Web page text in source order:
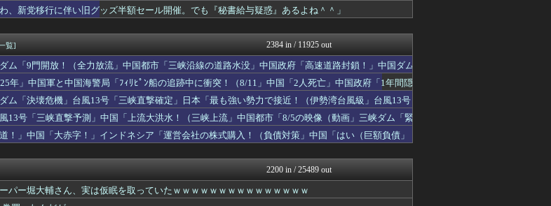
大学に年間５０００万円…出産・子育と両立でき...
常識的に考えた
に「日本売り」危機 高市政権「悲願」に固執
みそパンNEWS
」配達員ぼく「🤔」 まとめたニュース
、新党移行に伴い旧グッズ半額セール開催。でも『秘書給与疑惑』あるよね＾＾」
覧] 2384 in / 11925 out
ム「9門開放！（全力放流」中国都市「三峡沿線の道路水没」中国政府「高速道路封鎖！」中国ダム
門（土砂崩れ発生」→
年」中国軍と中国海警局「ﾌｨﾘﾋﾟﾝ船の追跡中に衝突！（8/11」中国「2人死亡」中国政府「1年間隠
実報道！（2026年」→
ム「決壊危機」台風13号「三峡直撃確定」日本「最も強い勢力で接近！（伊勢湾台風級」台風13号
かり合う（前代未聞」→
13号「三峡直撃予測」中国「上流大洪水！（三峡上流」中国都市「8/5の映像（動画」三峡ダム「緊
「下流大水害（震え声」→
！」中国「大赤字！」インドネシア「運営会社の株式購入！（負債対策」中国「はい（巨額負債」
2200 in / 25489 out
パー堀大輔さん、実は仮眠を取っていたｗｗｗｗｗｗｗｗｗｗｗｗｗｗｗ